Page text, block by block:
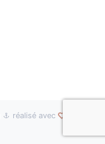
réalisé avec